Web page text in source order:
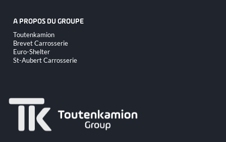
A PROPOS DU GROUPE
Aller
au
contenu
Toutenkamion
Brevet Carrosserie
Euro-Shelter
St-Aubert Carrosserie